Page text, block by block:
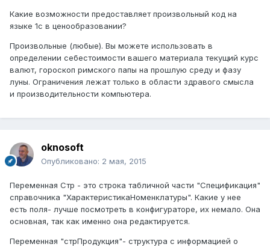
Какие возможности предоставляет произвольный код на
языке 1с в ценообразовании?
Произвольные (любые). Вы можете использовать в
определении себестоимости вашего материала текущий курс
валют, гороскоп римского папы на прошлую среду и фазу
луны. Ограничения лежат только в области здравого смысла
и производительности компьютера.
oknosoft
Опубликовано: 2 мая, 2015
Переменная Стр - это строка табличной части "Спецификация"
справочника "ХарактеристикаНоменклатуры". Какие у нее
есть поля- лучше посмотреть в конфигураторе, их немало. Она
основная, так как именно она редактируется.
Переменная "стрПродукция"- структура с информацией о